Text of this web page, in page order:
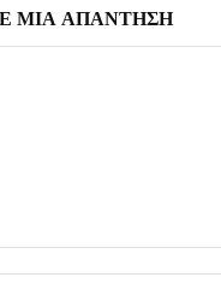
ΜΙΑ ΑΠΑΝΤΗΣΗ